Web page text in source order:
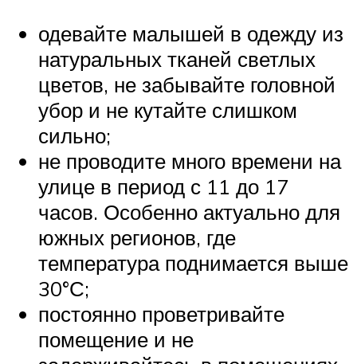
одевайте малышей в одежду из
натуральных тканей светлых
цветов, не забывайте головной
убор и не кутайте слишком
сильно;
не проводите много времени на
улице в период с 11 до 17
часов. Особенно актуально для
южных регионов, где
температура поднимается выше
30°С;
постоянно проветривайте
помещение и не